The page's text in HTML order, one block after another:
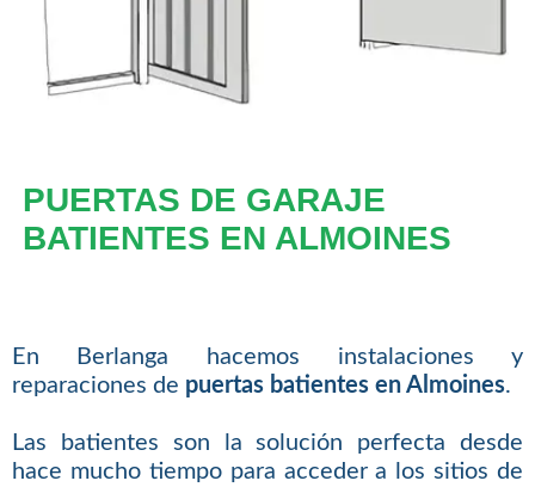
PUERTAS DE GARAJE
BATIENTES EN ALMOINES
En Berlanga hacemos instalaciones y
reparaciones de puertas batientes en Almoines.
Las batientes son la solución perfecta desde
hace mucho tiempo para acceder a los sitios de